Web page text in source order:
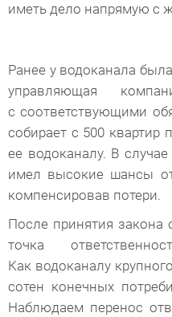
иметь дело напрямую с
Ранее у водоканала
управляющая
с соответствующими
собирает с 500 квартир
ее водоканалу. В
имел высокие шансы
компенсировав потери.
После принятия закона
точка
Как водоканалу
сотен конечных
Наблюдаем перенос